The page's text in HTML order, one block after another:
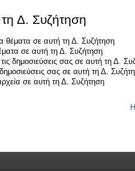
Δ. Συζήτηση
θέματα σε αυτή τη Δ. Συζήτηση
σε αυτή τη Δ. Συζήτηση
δημοσιεύσεις σας σε αυτή τη Δ.
σας σε αυτή τη Δ.
σε αυτή τη Δ. Συζήτηση